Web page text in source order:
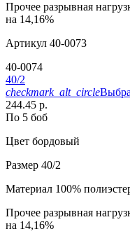
Прочее разрывная
на 14,16%
Артикул 40-0073
40-0074
40/2
checkmark_alt_circle
244.45 р.
По 5 боб
Цвет бордовый
Размер 40/2
Материал 100%
Прочее разрывная
на 14,16%